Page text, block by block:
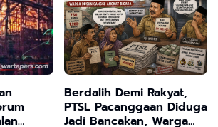
Berdalih Demi Rakyat,
PTSL Pacanggaan Diduga
Jadi Bancakan, Warga